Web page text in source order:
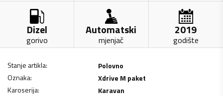
Dizel
gorivo
Automatski
mjenjač
2019
godište
Stanje artikla:
Polovno
Oznaka:
Xdrive M paket
Karoserija:
Karavan